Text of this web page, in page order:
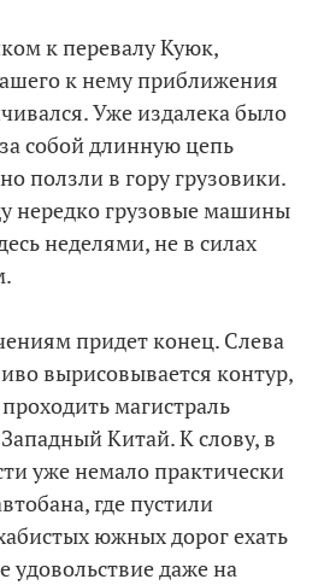
к перевалу Куюк,
к нему приближения
Уже издалека было
собой длинную цепь
ползли в гору грузовики.
нередко грузовые машины
неделями, не в силах
придет конец. Слева
вырисовывается контур,
магистраль
Китай. К слову, в
уже немало практически
где пустили
южных дорог ехать
удовольствие даже на